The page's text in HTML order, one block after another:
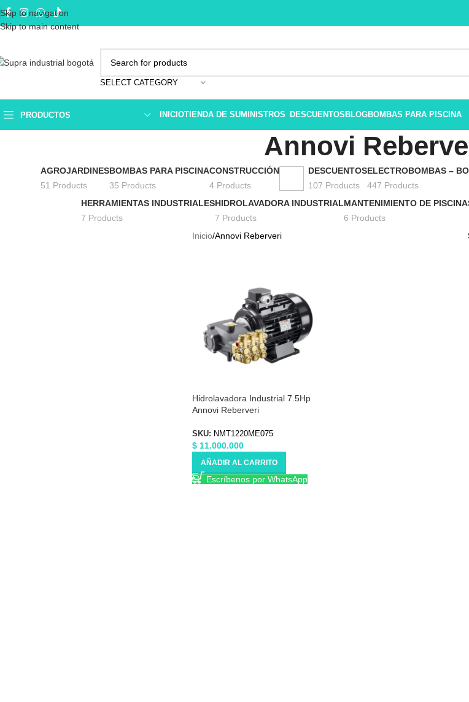
Skip to navigation
Skip to main content
SELECT CATEGORY
PRODUCTOS INICIOTIENDA DE SUMINISTROS DESCUENTOS BLOGBOMBAS PARA PISCINA
Annovi
AGROJARDINES
51 Products
BOMBAS PARA PISCINA
35 Products
CONSTRUCCIÓN
4 Products
DESCUENTOS
107 Products
ELECTROBOMBAS –
447 Products
HERRAMIENTAS INDUSTRIALES
7 Products
HIDROLAVADORA INDUSTRIAL
7 Products
MANTENIMIENTO DE
6 Products
Inicio Annovi Reberveri
Hidrolavadora Industrial 7.5Hp
Annovi Reberveri
SKU: NMT1220ME075
$11.000.000
AÑADIR AL CARRITO
Escríbenos por WhatsApp